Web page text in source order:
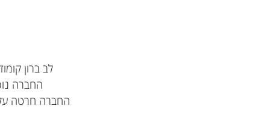
לב ברון
החברה נוסדה בשנת 1994 , ומזה כ-
החברה חרטה על